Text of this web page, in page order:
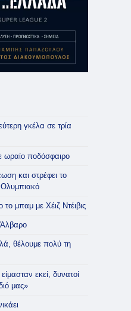
γκέλα σε τρία
ποδόσφαιρο
και στρέφει το
Ολυμπιακό
μπαμ με Χέιζ Ντέιβις
θέλουμε πολύ τη
εκεί, δυνατοί
μας»